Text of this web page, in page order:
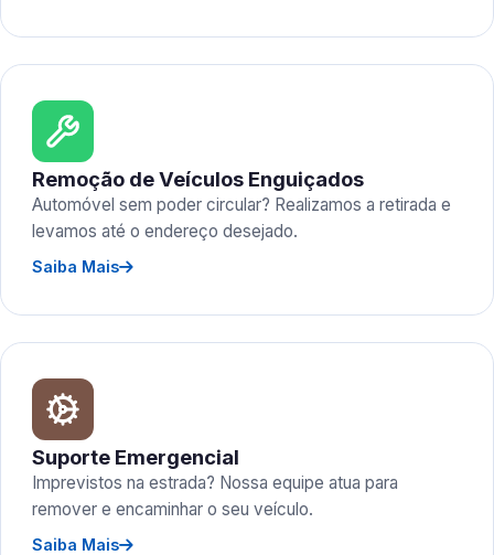
Remoção de Veículos Enguiçados
Automóvel sem poder circular? Realizamos a retirada e
levamos até o endereço desejado.
Saiba Mais
Suporte Emergencial
Imprevistos na estrada? Nossa equipe atua para
remover e encaminhar o seu veículo.
Saiba Mais